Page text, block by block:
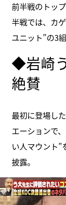
前半戦のトッ
半戦では、カ
ユニット”の3
◆岩崎
絶賛
最初に登場し
エーションで
い人マウント
披露。